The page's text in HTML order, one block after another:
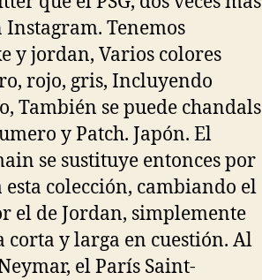
Instagram. Tenemos
y jordan, Varios colores
rojo, gris, Incluyendo
También se puede chandals
y Patch. Japón. El
se sustituye entonces por
colección, cambiando el
el de Jordan, simplemente
corta y larga en cuestión. Al
el París Saint-